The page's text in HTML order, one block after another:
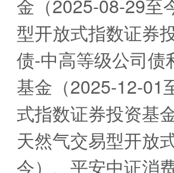
金（2025-08-29至
型开放式指数证券
债-中高等级公司
基金（2025-12-01
式指数证券投资基
天然气交易型开放
今）、平安中证消